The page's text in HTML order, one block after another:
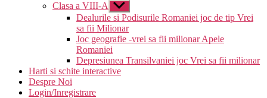
Clasa a VIII-A
Arată
submeniul
Dealurile si Podisurile Romaniei joc de tip Vrei
sa fii Milionar
Joc geografie -vrei sa fii milionar Apele
Romaniei
Depresiunea Transilvaniei joc Vrei sa fii milionar
Harti si schite interactive
Despre Noi
Login/Inregistrare